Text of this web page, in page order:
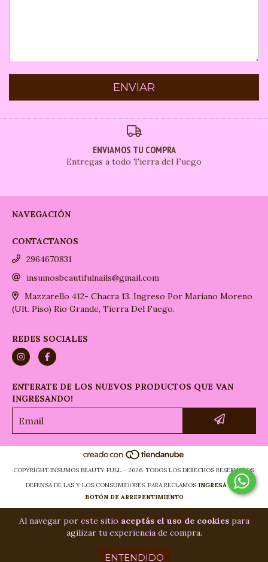
Al navegar por este sitio aceptás el uso de cookiespara
agilizar tu experiencia de compra.
ENTENDIDO
ENVIAMOS TU COMPRA
Entregas a todo Tierra del Fuego
NAVEGACIÓN
CONTACTANOS
2964670831
insumosbeautifulnails@gmail.com
Mazzarello 412- Chacra 13. Ingreso Por Mariano Moreno
(Ult. Piso) Rio Grande, Tierra Del Fuego.
REDES SOCIALES
ENTERATE DE LOS NUEVOS PRODUCTOS QUE VAN
INGRESANDO!
COPYRIGHT INSUMOS BEAUTY FULL - 2026. TODOS LOS DERECHOS RESERVADOS.
DEFENSA DE LAS Y LOS CONSUMIDORES. PARA RECLAMOS INGRESÁ ACÁ.
BOTÓN DE ARREPENTIMIENTO